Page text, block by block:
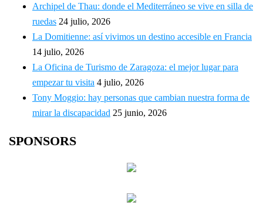
Archipel de Thau: donde el Mediterráneo se vive en silla de
ruedas 24 julio, 2026
La Domitienne: así vivimos un destino accesible en Francia
14 julio, 2026
La Oficina de Turismo de Zaragoza: el mejor lugar para
empezar tu visita 4 julio, 2026
Tony Moggio: hay personas que cambian nuestra forma de
mirar la discapacidad 25 junio, 2026
SPONSORS